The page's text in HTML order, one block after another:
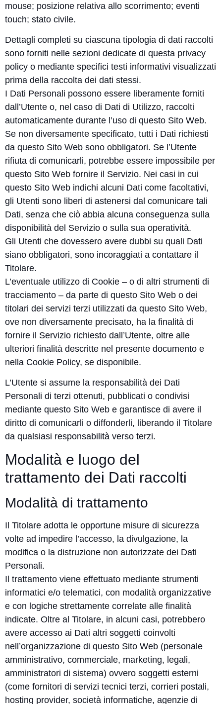
mouse; posizione relativa allo scorrimento; eventi
touch; stato civile.
Dettagli completi su ciascuna tipologia di dati raccolti
sono forniti nelle sezioni dedicate di questa privacy
policy o mediante specifici testi informativi visualizzati
prima della raccolta dei dati stessi.
I Dati Personali possono essere liberamente forniti
dall’Utente o, nel caso di Dati di Utilizzo, raccolti
automaticamente durante l’uso di questo Sito Web.
Se non diversamente specificato, tutti i Dati richiesti
da questo Sito Web sono obbligatori. Se l’Utente
rifiuta di comunicarli, potrebbe essere impossibile per
questo Sito Web fornire il Servizio. Nei casi in cui
questo Sito Web indichi alcuni Dati come facoltativi,
gli Utenti sono liberi di astenersi dal comunicare tali
Dati, senza che ciò abbia alcuna conseguenza sulla
disponibilità del Servizio o sulla sua operatività.
Gli Utenti che dovessero avere dubbi su quali Dati
siano obbligatori, sono incoraggiati a contattare il
Titolare.
L’eventuale utilizzo di Cookie – o di altri strumenti di
tracciamento – da parte di questo Sito Web o dei
titolari dei servizi terzi utilizzati da questo Sito Web,
ove non diversamente precisato, ha la finalità di
fornire il Servizio richiesto dall’Utente, oltre alle
ulteriori finalità descritte nel presente documento e
nella Cookie Policy, se disponibile.
L’Utente si assume la responsabilità dei Dati
Personali di terzi ottenuti, pubblicati o condivisi
mediante questo Sito Web e garantisce di avere il
diritto di comunicarli o diffonderli, liberando il Titolare
da qualsiasi responsabilità verso terzi.
Modalità e luogo del
trattamento dei Dati raccolti
Modalità di trattamento
Il Titolare adotta le opportune misure di sicurezza
volte ad impedire l’accesso, la divulgazione, la
modifica o la distruzione non autorizzate dei Dati
Personali.
Il trattamento viene effettuato mediante strumenti
informatici e/o telematici, con modalità organizzative
e con logiche strettamente correlate alle finalità
indicate. Oltre al Titolare, in alcuni casi, potrebbero
avere accesso ai Dati altri soggetti coinvolti
nell’organizzazione di questo Sito Web (personale
amministrativo, commerciale, marketing, legali,
amministratori di sistema) ovvero soggetti esterni
(come fornitori di servizi tecnici terzi, corrieri postali,
hosting provider, società informatiche, agenzie di